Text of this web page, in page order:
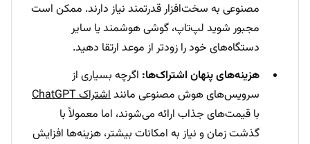
مصنوعی به سخت‌افزار قدرتمند نیاز دارند. ممکن است
مجبور شوید لپ‌تاپ، گوشی هوشمند یا سایر
دستگاه‌های خود را زودتر از موعد ارتقا دهید.
هزینه‌های پنهان اشتراک‌ها: اگرچه بسیاری از
سرویس‌های هوش مصنوعی ماننداشتراک ChatGPT
با قیمت‌های جذاب ارائه می‌شوند، اما معمولاً با
گذشت زمان و نیاز به امکانات بیشتر، هزینه‌ها افزایش